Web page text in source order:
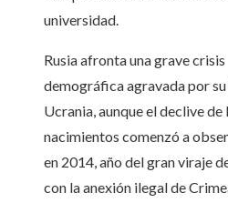
universidad.
Rusia afronta una grave crisis
demográfica agravada por
Ucrania, aunque el declive de
nacimientos comenzó a
en 2014, año del gran viraje
con la anexión ilegal de